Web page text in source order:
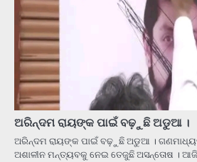
ଅରିନ୍ଦମ ରାୟଙ୍କ ପାଇଁ ବଢ଼ୁଛି ଅଡୁଆ ।
ଅରିନ୍ଦମ ରାୟଙ୍କ ପାଇଁ ବଢ଼ୁଛି ଅଡୁଆ ।
ଅଶାଳୀନ ମନ୍ତ୍ୟବକୁ ନେଇ ତେଜୁଛି ଅସନ୍ତୋଷ ।